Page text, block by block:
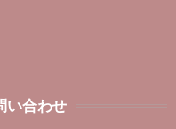
い合わせ